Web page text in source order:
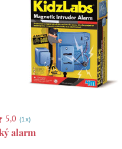
5,0 (1x)
alarm